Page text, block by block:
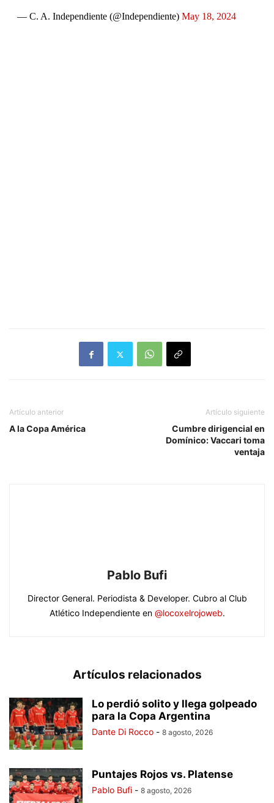
— C. A. Independiente (@Independiente) May 18, 2024
Artículo anterior
A la Copa América
Artículo siguiente
Cumbre dirigencial en
Domínico: Vaccari toma
ventaja
Pablo Bufi
Director General. Periodista & Developer. Cubro al Club
Atlético Independiente en @locoxelrojoweb.
Artículos relacionados
Lo perdió solito y llega golpeado
para la Copa Argentina
Dante Di Rocco - 8 agosto, 2026
Puntajes Rojos vs. Platense
Pablo Bufi - 8 agosto, 2026